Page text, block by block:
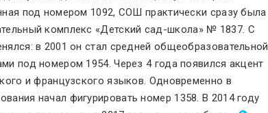
под номером 1092, СОШ практически сразу была
комплекс «Детский сад-школа»№ 1837. С
в 2001 он стал средней общеобразовательной
под номером 1954. Через 4 года появился акцент
и французского языков. Одновременно в
начал фигурировать номер 1358. В 2014 году